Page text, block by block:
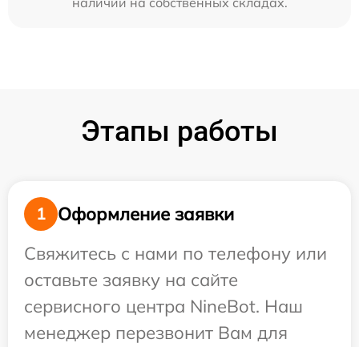
Этапы работы
1
Оформление заявки
Свяжитесь с нами по телефону или
оставьте заявку на сайте
сервисного центра NineBot. Наш
менеджер перезвонит Вам для